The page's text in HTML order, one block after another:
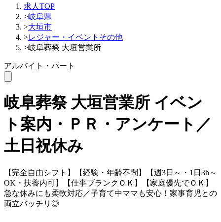
求人TOP
>岐阜県
>大垣市
>レジャー・イベントその他
>岐阜葬祭 大垣営業所
アルバイト・パート
岐阜葬祭 大垣営業所 イベン
ト案内・ＰＲ・アンケート／
土日祝休み
【完全自由シフト】【経験・年齢不問】【週3日～・1日3h～
OK・扶養内可】【仕事ブランクＯＫ】【家庭優先でＯＫ】
急な休みにも柔軟対応／子育て中ママも安心！家事育児との
両立バッチリ◎